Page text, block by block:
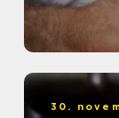
30.